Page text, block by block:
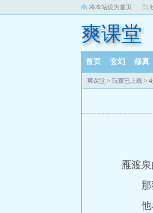
将本站设为首页
爽课堂
首页 玄幻 修真
爽课堂 > 玩家已上线 >
雁渡
那狐
他看